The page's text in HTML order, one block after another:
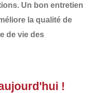
. Un bon entretien
la qualité de
de vie des
!